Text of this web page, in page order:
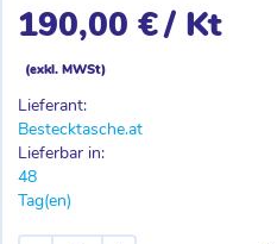
190,00 €/ Kt
(exkl. MWSt)
Lieferant:
Bestecktasche.at
Lieferbar in:
48
Tag(en)